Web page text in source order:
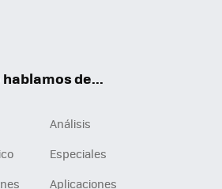
de...
Análisis
Especiales
Aplicaciones